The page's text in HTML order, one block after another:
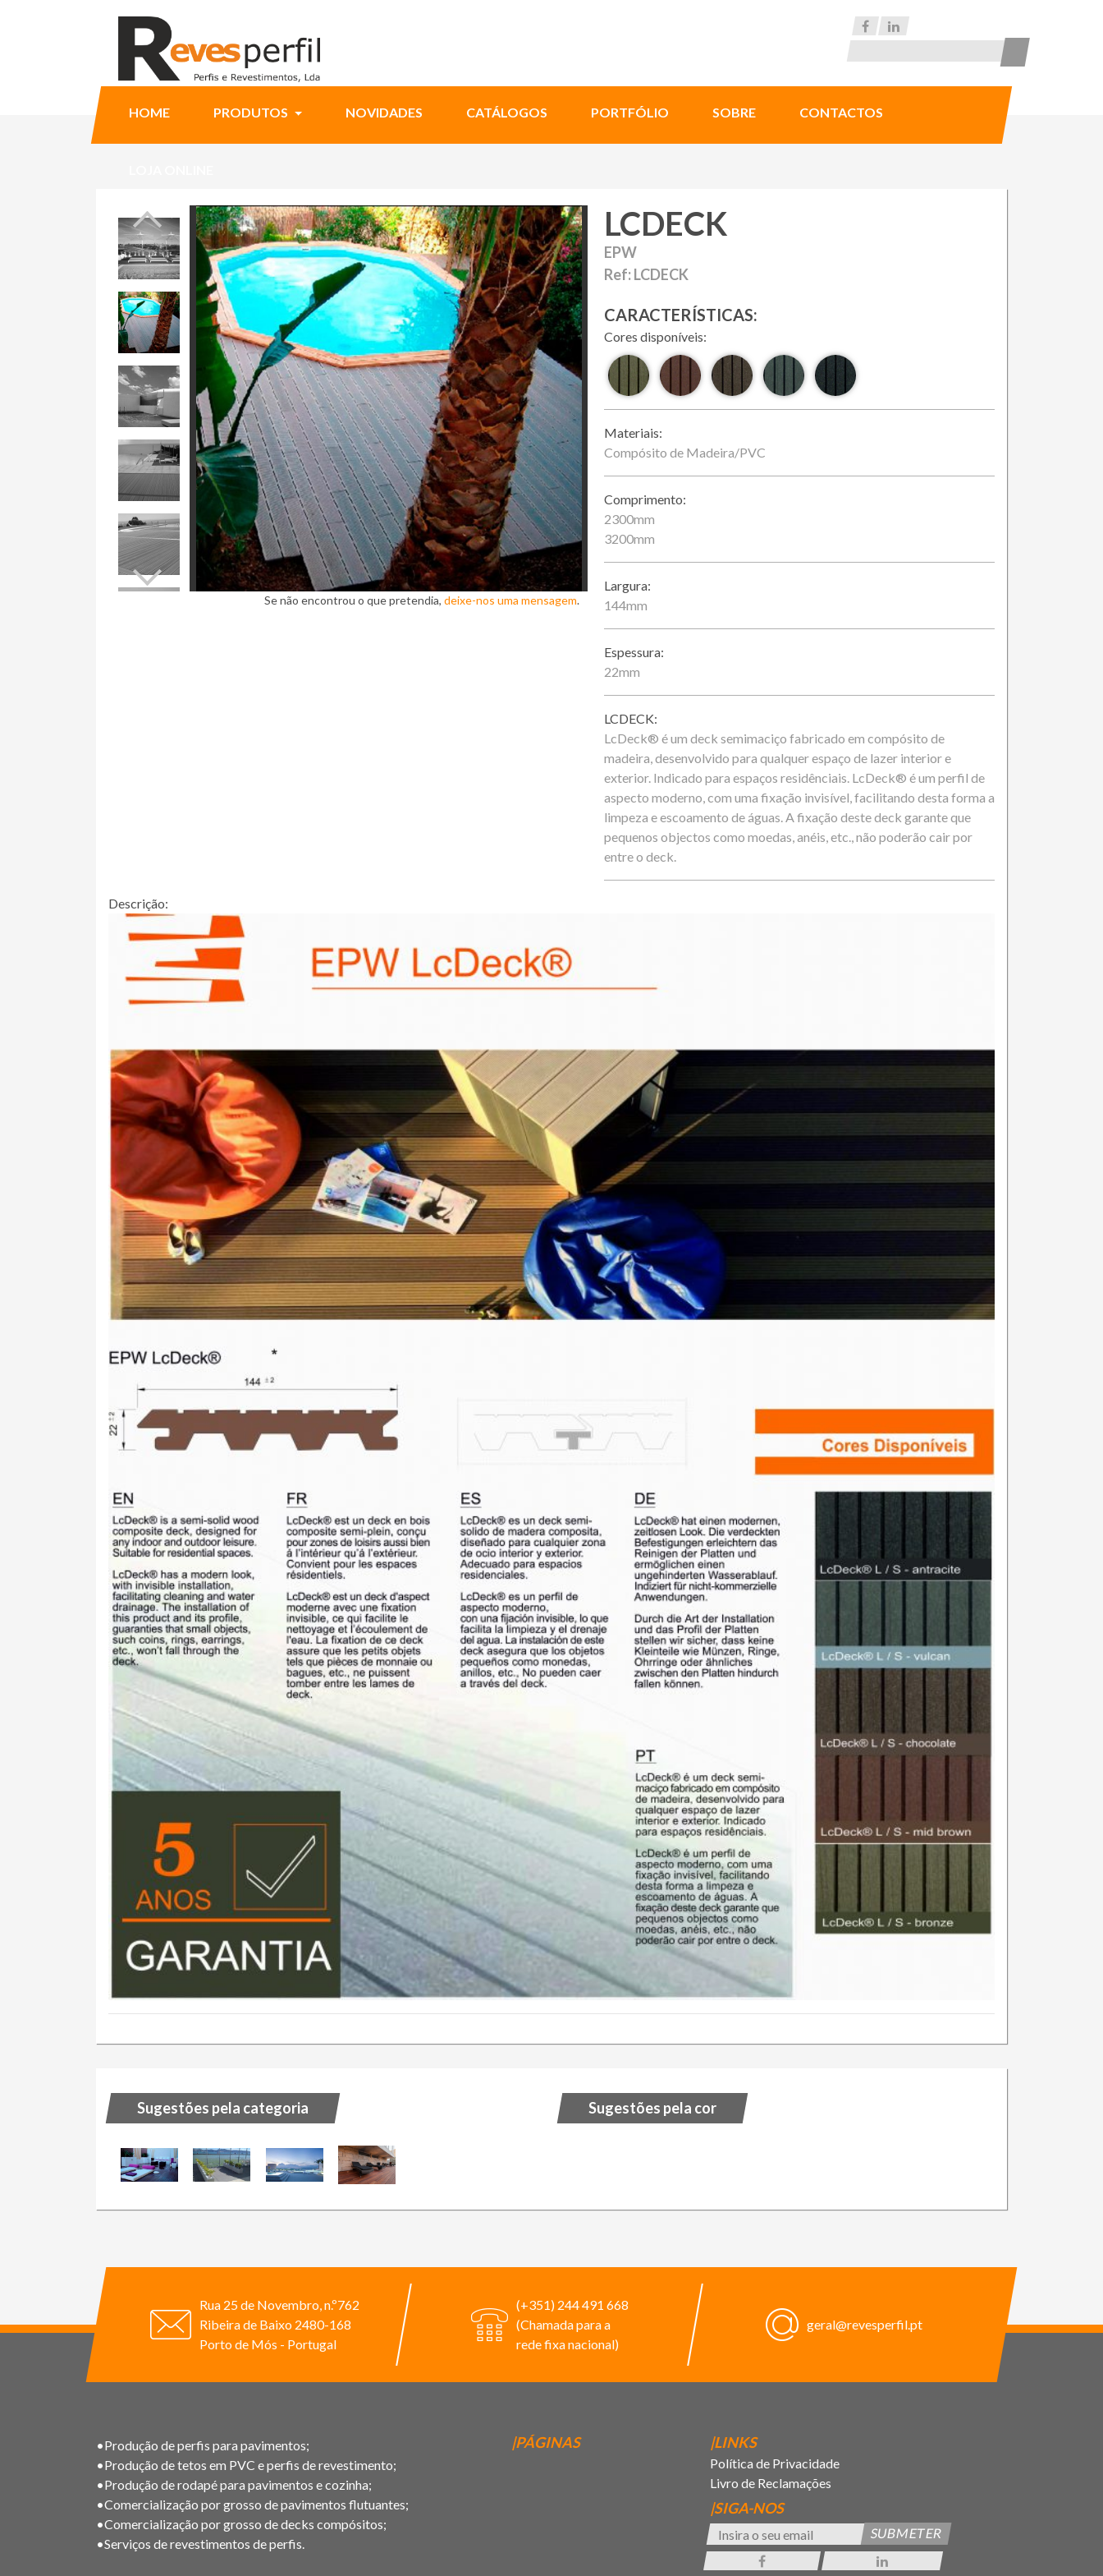
HOME PRODUTOS NOVIDADES CATÁLOGOS PORTFÓLIO SOBRE CONTACTOS
Se não encontrou o que pretendia, deixe-nos uma mensagem.
LCDECK
EPW
Ref: LCDECK
CARACTERÍSTICAS:
Cores disponíveis:
Materiais:
Compósito de Madeira/PVC
Comprimento:
2300mm
3200mm
Largura:
144mm
Espessura:
22mm
LCDECK:
LcDeck® é um deck semimaciço fabricado em compósito de
madeira, desenvolvido para qualquer espaço de lazer interior e
exterior. Indicado para espaços residênciais. LcDeck® é um perfil de
aspecto moderno, com uma fixação invisível, facilitando desta forma a
limpeza e escoamento de águas. A fixação deste deck garante que
pequenos objectos como moedas, anéis, etc., não poderão cair por
entre o deck.
Descrição:
Sugestões pela categoria Sugestões pela cor
Rua 25 de Novembro, n.º762
Ribeira de Baixo 2480-168
Porto de Mós - Portugal
(+351) 244 491 668
(Chamada para a
rede fixa nacional)
geral@revesperfil.pt
•Produção de perfis para pavimentos;
•Produção de tetos em PVC e perfis de revestimento;
•Produção de rodapé para pavimentos e cozinha;
•Comercialização por grosso de pavimentos flutuantes;
•Comercialização por grosso de decks compósitos;
•Serviços de revestimentos de perfis.
|PÁGINAS |LINKS
Política de Privacidade
Livro de Reclamações
|SIGA-NOS
SUBMETER